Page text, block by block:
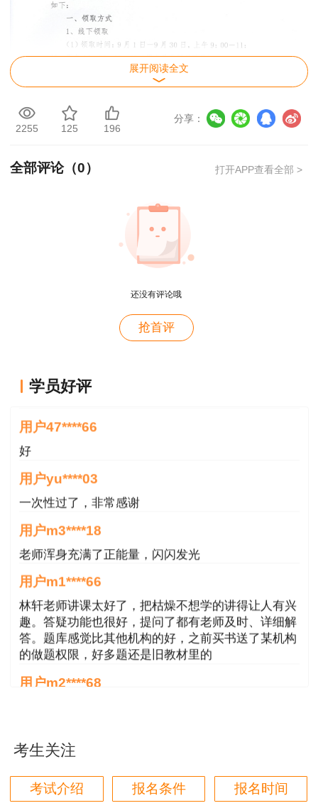
附件1山东省2023年度咨询工程师（投资）职
附件3委托书模板.pdf
附件4证书邮寄批次查询表（不含青岛）.pdf
展开阅读全文
2255 125 196
分享：
全部评论（0） 打开APP查看全部 >
还没有评论哦
抢首评
学员好评
就是冲着林老师而来~~哈哈哈
用户47****66
用户yu****03
一次性过了，非常感谢
用户m3****18
老师浑身充满了正能量，闪闪发光
用户m1****66
林轩老师讲课太好了，把枯燥不想学的讲得让人有兴
趣。答疑功能也很好，提问了都有老师及时、详细解
答。题库感觉比其他机构的好，之前买书送了某机构
的做题权限，好多题还是旧教材里的
用户m2****68
jiangdehenhao,verygood
用户m4****68
用户m4****68
本门课程老师讲的很细致，每个章节都讲到位了。特
别是财务评价那个章节，深入浅出，强化训练，效果
考生关注
考试介绍 报名条件 报名时间